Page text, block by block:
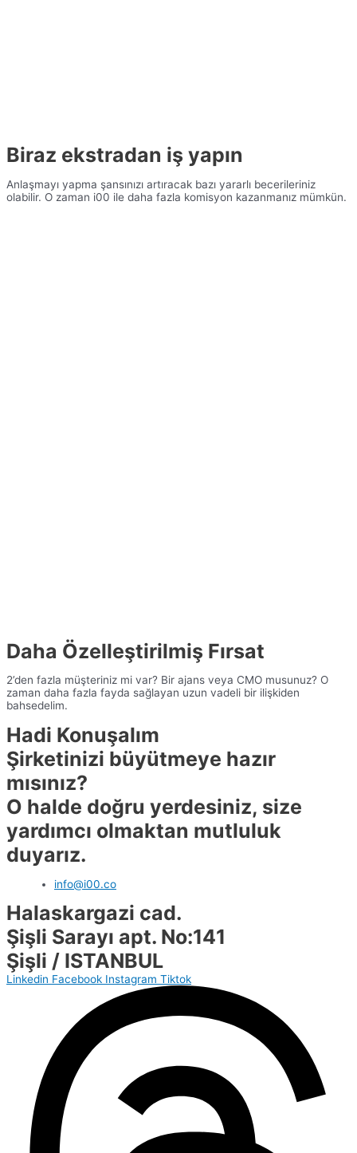
Biraz ekstradan iş yapın
Anlaşmayı yapma şansınızı artıracak bazı yararlı becerileriniz
olabilir. O zaman i00 ile daha fazla komisyon kazanmanız mümkün.
Daha Özelleştirilmiş Fırsat
2’den fazla müşteriniz mi var? Bir ajans veya CMO musunuz? O
zaman daha fazla fayda sağlayan uzun vadeli bir ilişkiden
bahsedelim.
Hadi Konuşalım
Şirketinizi büyütmeye hazır
mısınız?
O halde doğru yerdesiniz, size
yardımcı olmaktan mutluluk
duyarız.
info@i00.co
Halaskargazi cad.
Şişli Sarayı apt. No:141
Şişli / ISTANBUL
Linkedin Facebook Instagram Tiktok